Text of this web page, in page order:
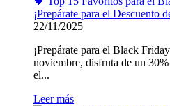
¡Prepárate para el Descuento
22/11/2025
¡Prepárate para el Black
noviembre, disfruta de un
el...
Leer más